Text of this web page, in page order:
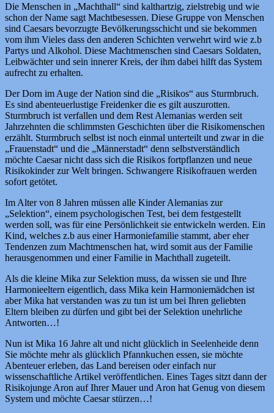
Die Menschen in „Machthall“ sind kalthartzig, zielstrebig und wie
schon der Name sagt Machtbesessen. Diese Gruppe von Menschen
sind Caesars bevorzugte Bevölkerungsschicht und sie bekommen
vom ihm Vieles dass den anderen Schichten verwehrt wird wie z.b
Partys und Alkohol. Diese Machtmenschen sind Caesars Soldaten,
Leibwächter und sein innerer Kreis, der ihm dabei hilft das System
aufrecht zu erhalten.
Der Dorn im Auge der Nation sind die „Risikos“ aus Sturmbruch.
Es sind abenteuerlustige Freidenker die es gilt auszurotten.
Sturmbruch ist verfallen und dem Rest Alemanias werden seit
Jahrzehnten die schlimmsten Geschichten über die Risikomenschen
erzählt. Sturmbruch selbst ist noch einmal unterteilt und zwar in die
„Frauenstadt“ und die „Männerstadt“ denn selbstverständlich
möchte Caesar nicht dass sich die Risikos fortpflanzen und neue
Risikokinder zur Welt bringen. Schwangere Risikofrauen werden
sofort getötet.
Im Alter von 8 Jahren müssen alle Kinder Alemanias zur
„Selektion“, einem psychologischen Test, bei dem festgestellt
werden soll, was für eine Persönlichkeit sie entwickeln werden. Ein
Kind, welches z.b aus einer Harmoniefamilie stammt, aber eher
Tendenzen zum Machtmenschen hat, wird somit aus der Familie
herausgenommen und einer Familie in Machthall zugeteilt.
Als die kleine Mika zur Selektion muss, da wissen sie und Ihre
Harmonieeltern eigentlich, dass Mika kein Harmoniemädchen ist
aber Mika hat verstanden was zu tun ist um bei Ihren geliebten
Eltern bleiben zu dürfen und gibt bei der Selektion unehrliche
Antworten…!
Nun ist Mika 16 Jahre alt und nicht glücklich in Seelenheide denn
Sie möchte mehr als glücklich Pfannkuchen essen, sie möchte
Abenteuer erleben, das Land bereisen oder einfach nur
wissenschaftliche Artikel veröffentlichen. Eines Tages sitzt dann der
Risikojunge Aron auf Ihrer Mauer und Aron hat Genug von diesem
System und möchte Caesar stürzen…!